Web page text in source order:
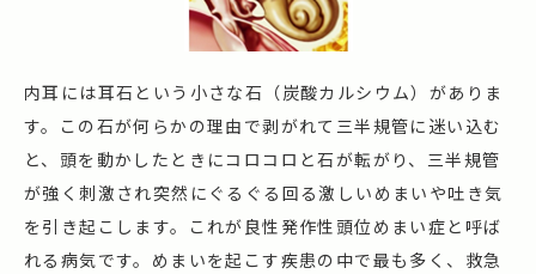
内耳には耳石という小さな石（炭酸カルシウム）がありま
す。この石が何らかの理由で剥がれて三半規管に迷い込む
と、頭を動かしたときにコロコロと石が転がり、三半規管
が強く刺激され突然にぐるぐる回る激しいめまいや吐き気
を引き起こします。これが良性発作性頭位めまい症と呼ば
れる病気です。めまいを起こす疾患の中で最も多く、救急